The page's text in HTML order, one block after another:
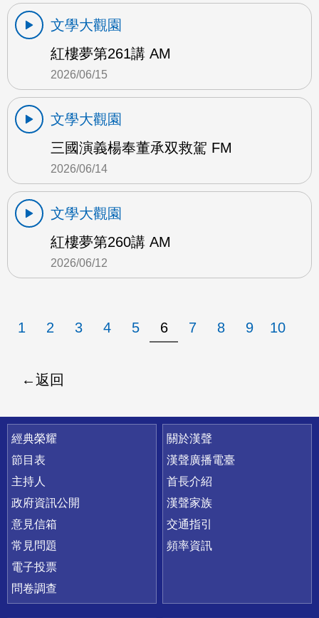
文學大觀園
紅樓夢第261講 AM
2026/06/15
文學大觀園
三國演義楊奉董承双救駕 FM
2026/06/14
文學大觀園
紅樓夢第260講 AM
2026/06/12
1 2 3 4 5 6 7 8 9 10
返回
快速連結
經典榮耀
節目表
主持人
政府資訊公開
意見信箱
常見問題
電子投票
問卷調查
關於漢聲
漢聲廣播電臺
首長介紹
漢聲家族
交通指引
頻率資訊